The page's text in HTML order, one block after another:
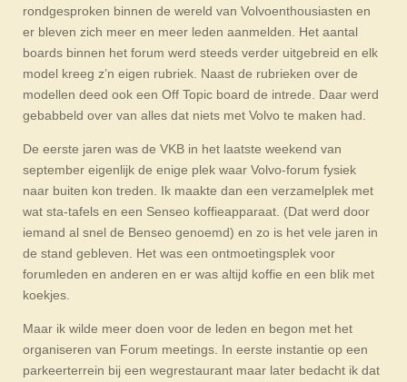
rondgesproken binnen de wereld van Volvoenthousiasten en
er bleven zich meer en meer leden aanmelden. Het aantal
boards binnen het forum werd steeds verder uitgebreid en elk
model kreeg z’n eigen rubriek. Naast de rubrieken over de
modellen deed ook een Off Topic board de intrede. Daar werd
gebabbeld over van alles dat niets met Volvo te maken had.
De eerste jaren was de VKB in het laatste weekend van
september eigenlijk de enige plek waar Volvo-forum fysiek
naar buiten kon treden. Ik maakte dan een verzamelplek met
wat sta-tafels en een Senseo koffieapparaat. (Dat werd door
iemand al snel de Benseo genoemd) en zo is het vele jaren in
de stand gebleven. Het was een ontmoetingsplek voor
forumleden en anderen en er was altijd koffie en een blik met
koekjes.
Maar ik wilde meer doen voor de leden en begon met het
organiseren van Forum meetings. In eerste instantie op een
parkeerterrein bij een wegrestaurant maar later bedacht ik dat